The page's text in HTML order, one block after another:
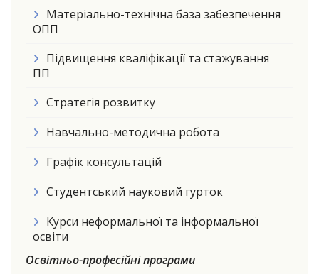
Матеріально-технічна база забезпечення
ОПП
Підвищення кваліфікації та стажування
ПП
Стратегія розвитку
Навчально-методична робота
Графік консультацій
Студентський науковий гурток
Курси неформальної та інформальної
освіти
Освітньо-професійні програми